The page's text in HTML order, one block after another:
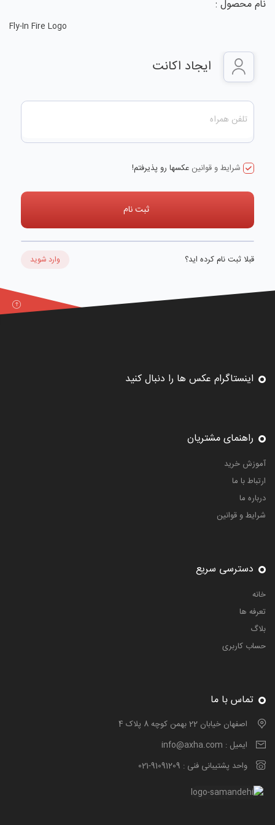
نام محصول :
Fly-In Fire Logo
ایجاد اکانت
شرایط و قوانین عکسها رو پذیرفتم!
ثبت نام
قبلا ثبت نام کرده اید؟ وارد شوید
اینستاگرام عکس ها را دنبال کنید
راهنمای مشتریان
آموزش خرید
ارتباط با ما
درباره ما
شرایط و قوانین
دسترسی سریع
خانه
تعرفه ها
بلاگ
حساب کاربری
تماس با ما
اصفهان خیابان 22 بهمن کوچه 8 پلاک 4
ایمیل : info@axha.com
واحد پشتیبانی فنی : 021-91091209